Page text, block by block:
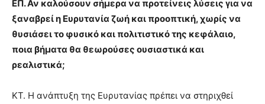
ΕΠ.Αν καλούσουν σήμερα να προτείνεις λύσεις για να
ξαναβρεί η Ευρυτανία ζωή και προοπτική, χωρίς να
θυσιάσει το φυσικό και πολιτιστικό της κεφάλαιο,
ποια βήματα θα θεωρούσες ουσιαστικά και
ρεαλιστικά;
ΚΤ. Η ανάπτυξη της Ευρυτανίας πρέπει να στηριχθεί